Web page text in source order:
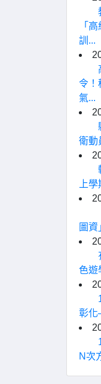
「
訓...
令！
氣...
衛動
上
圖
色遊
彰化
N次